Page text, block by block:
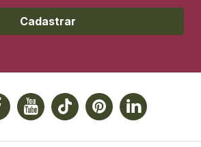
Cadastrar